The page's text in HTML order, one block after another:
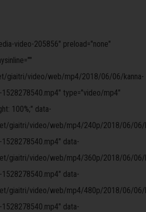
video-205856" preload="none"
giaitri/video/web/mp4/2018/06/06/kanna-
1528278540.mp4" type="video/mp4"
100%;" data-
giaitri/video/web/mp4/240p/2018/06/06/
data-
giaitri/video/web/mp4/360p/2018/06/06/
data-
giaitri/video/web/mp4/480p/2018/06/06/
data-